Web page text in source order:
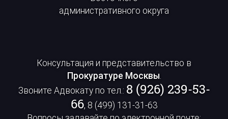
Консультация и представительство в
Прокуратуре Москвы
Звоните Адвокату по тел.: 8 (926) 239-53-
66, 8 (499) 131-31-63